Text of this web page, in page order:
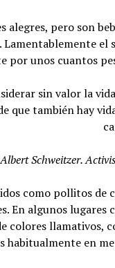
alegres, pero son
el
por unos cuantos
sin valor la
que también hay
Schweitzer.
como pollitos de
En algunos lugares
colores llamativos,
habitualmente en